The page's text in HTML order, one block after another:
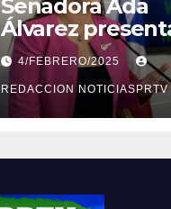
Senadora Ada
Álvarez
medidas ante la
violencia en el
noviazgo
4/FEBRERO/2025
REDACCION NOTICIASPRTV